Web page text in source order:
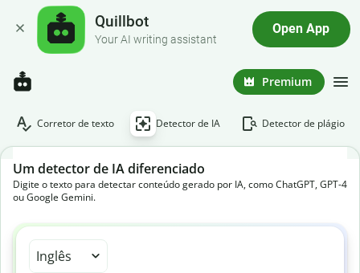
Quillbot
Your AI writing assistant
Open App
Premium
Corretor de texto Detector de IA Detector de plágio
Um detector de IA diferenciado
Digite o texto para detectar conteúdo gerado por IA, como ChatGPT, GPT-4
ou Google Gemini.
Inglês